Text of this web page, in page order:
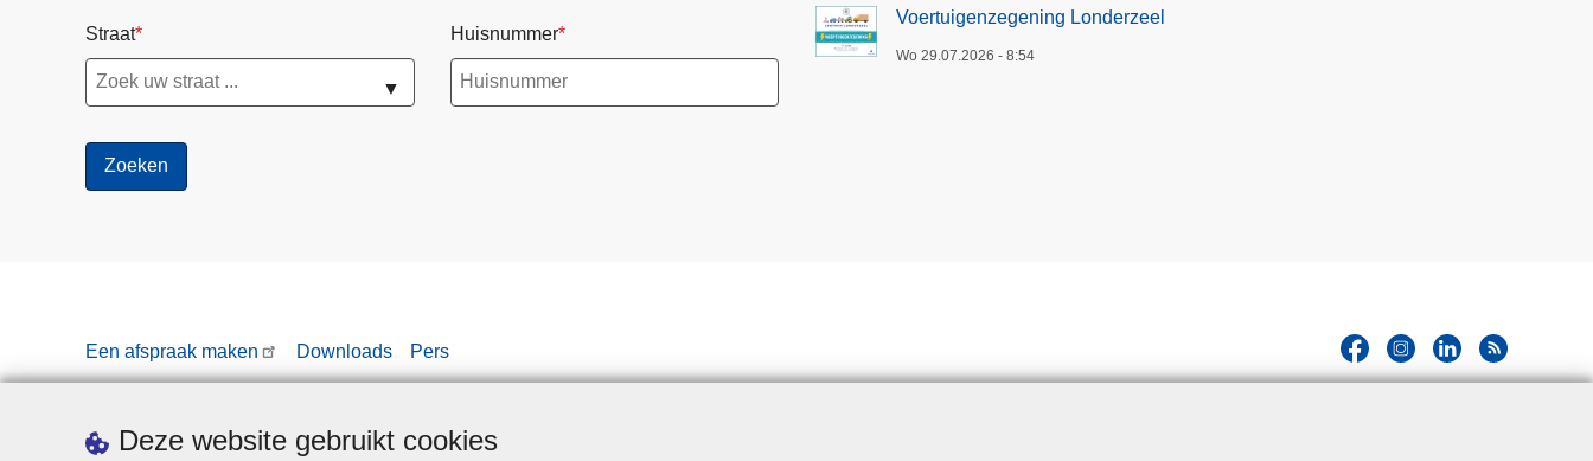
Deze website gebruikt cookies
Straat
▼
Huisnummer
Voertuigenzegening Londerzeel
Wo 29.07.2026 - 8:54
Een afspraak maken Downloads Pers